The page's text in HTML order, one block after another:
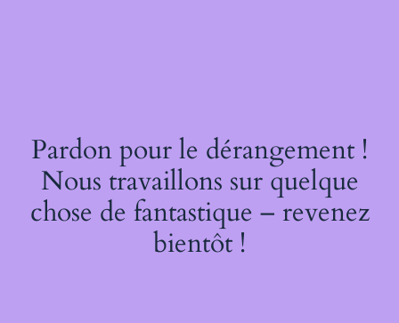
Pardon pour le dérangement !
Nous travaillons sur quelque
chose de fantastique – revenez
bientôt !